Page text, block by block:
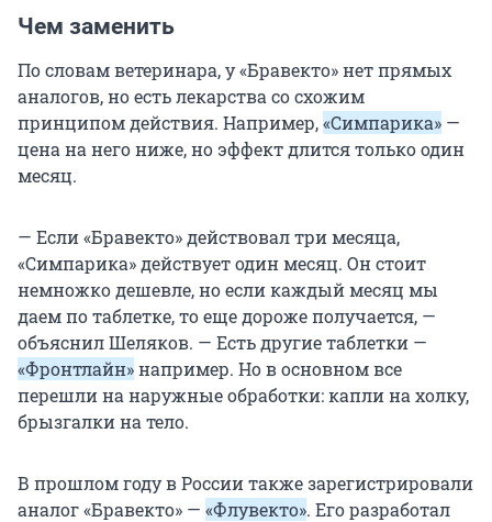
Чем заменить
По словам ветеринара, у «Бравекто» нет прямых
аналогов, но есть лекарства со схожим
принципом действия. Например,«Симпарика» —
цена на него ниже, но эффект длится только один
месяц.
— Если «Бравекто» действовал три месяца,
«Симпарика» действует один месяц. Он стоит
немножко дешевле, но если каждый месяц мы
даем по таблетке, то еще дороже получается, —
объяснил Шеляков. — Есть другие таблетки —
«Фронтлайн»например. Но в основном все
перешли на наружные обработки: капли на холку,
брызгалки на тело.
В прошлом году в России также зарегистрировали
аналог «Бравекто» — «Флувекто». Его разработал